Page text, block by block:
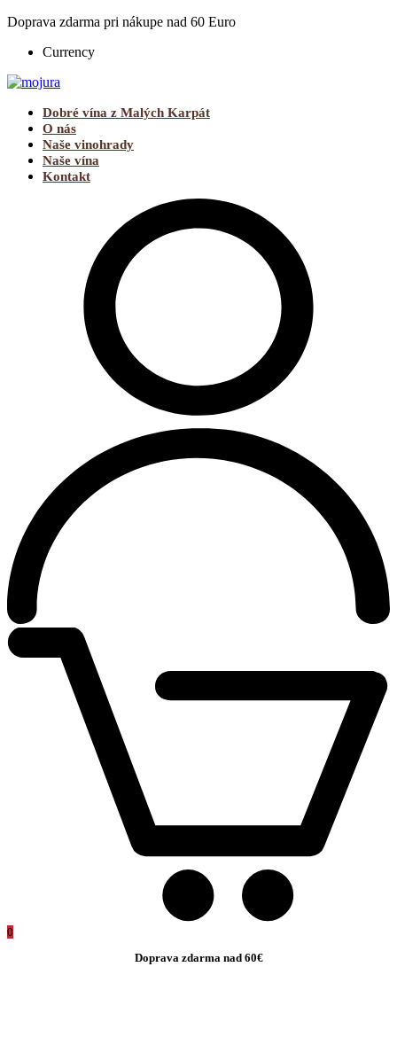
Doprava zdarma pri nákupe nad 60 Euro
Currency
Dobré vína z Malých Karpát
O nás
Naše vinohrady
Naše vína
Kontakt
0
Doprava zdarma nad 60€